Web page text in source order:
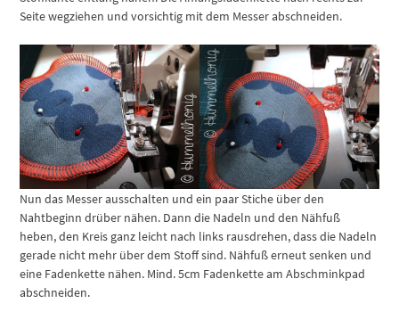
Seite wegziehen und vorsichtig mit dem Messer abschneiden.
Nun das Messer ausschalten und ein paar Stiche über den
Nahtbeginn drüber nähen. Dann die Nadeln und den Nähfuß
heben, den Kreis ganz leicht nach links rausdrehen, dass die Nadeln
gerade nicht mehr über dem Stoff sind. Nähfuß erneut senken und
eine Fadenkette nähen. Mind. 5cm Fadenkette am Abschminkpad
abschneiden.